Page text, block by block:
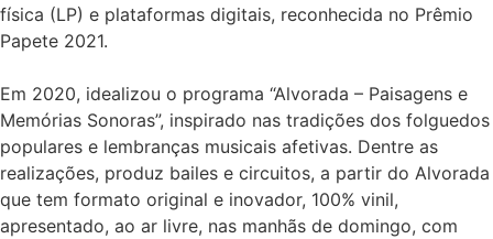
física (LP) e plataformas digitais, reconhecida no Prêmio
Papete 2021.
Em 2020, idealizou o programa “Alvorada – Paisagens e
Memórias Sonoras”, inspirado nas tradições dos folguedos
populares e lembranças musicais afetivas. Dentre as
realizações, produz bailes e circuitos, a partir do Alvorada
que tem formato original e inovador, 100% vinil,
apresentado, ao ar livre, nas manhãs de domingo, com